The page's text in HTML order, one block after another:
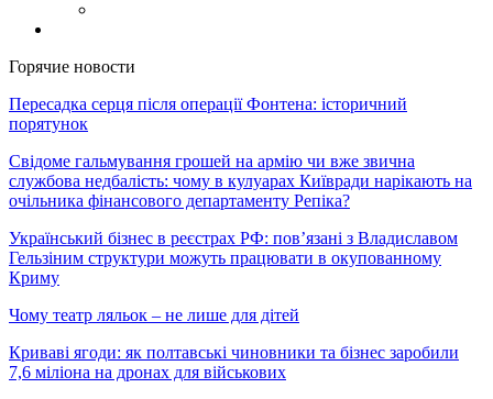
Горячие новости
Пересадка серця після операції Фонтена: історичний
порятунок
Свідоме гальмування грошей на армію чи вже звична
службова недбалість: чому в кулуарах Київради нарікають на
очільника фінансового департаменту Репіка?
Український бізнес в реєстрах РФ: пов’язані з Владиславом
Гельзіним структури можуть працювати в окупованному
Криму
Чому театр ляльок – не лише для дітей
Криваві ягоди: як полтавські чиновники та бізнес заробили
7,6 міліона на дронах для військових